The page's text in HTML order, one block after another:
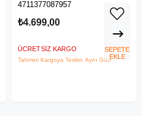
4711377087957
₺4.699,00
ÜCRETSIZ KARGO
Tahmini Kargoya Teslim: Aynı Gün
SEPETE
EKLE